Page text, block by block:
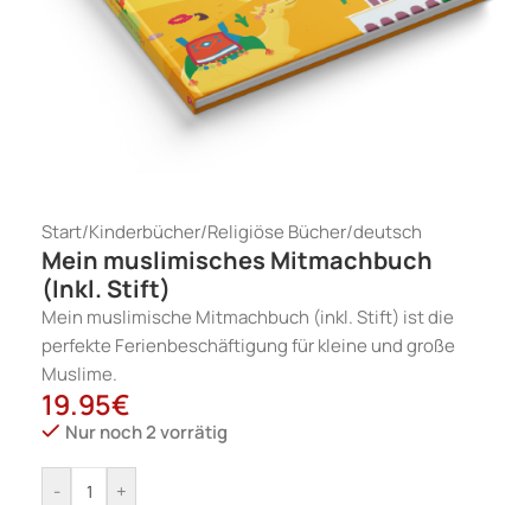
Start/Kinderbücher/Religiöse Bücher/deutsch
Mein muslimisches Mitmachbuch
(Inkl. Stift)
Mein muslimische Mitmachbuch (inkl. Stift) ist die
perfekte Ferienbeschäftigung für kleine und große
Muslime.
19.95€
Nur noch 2 vorrätig
- +